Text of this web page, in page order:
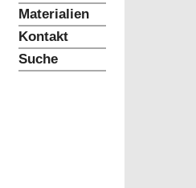
Materialien
Kontakt
Suche